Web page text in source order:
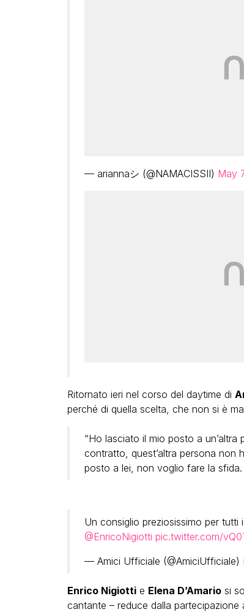
— ariannaシ (@NAMACISSII) May
Ritornato ieri nel corso del daytime di
perché di quella scelta, che non si è
“Ho lasciato il mio posto a
contratto, quest’altra persona non
posto a lei, non voglio fare la
Un consiglio preziosissimo per tutti
@EnricoNigiotti pic.twitter.com/
— Amici Ufficiale (@AmiciUfficiale)
Enrico Nigiottie Elena D’Amariosi
cantante – reduce dalla